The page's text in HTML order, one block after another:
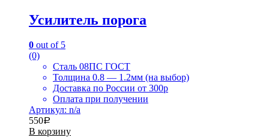
Усилитель порога
0 out of 5
(0)
Сталь 08ПС ГОСТ
Толщина 0.8 — 1.2мм (на выбор)
Доставка по России от 300р
Оплата при получении
Артикул: n/a
550Р
В корзину